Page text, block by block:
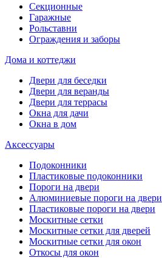
Секционные
Гаражные
Рольставни
Ограждения и заборы
Дома и коттеджи
Двери для беседки
Двери для веранды
Двери для террасы
Окна для дачи
Окна в дом
Аксессуары
Подоконники
Пластиковые подоконники
Пороги на двери
Алюминиевые пороги на двери
Пластиковые пороги на двери
Москитные сетки
Москитные сетки для дверей
Москитные сетки для окон
Откосы для окон